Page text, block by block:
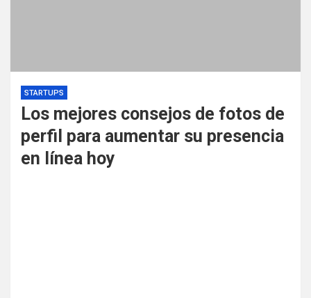
STARTUPS
Los mejores consejos de fotos de
perfil para aumentar su presencia
en línea hoy